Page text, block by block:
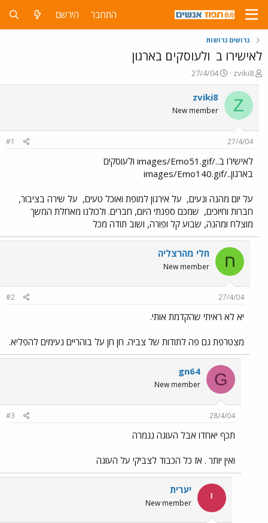
התחבר הירשם
גרושים גרושות
לאישירו ב ולעוסקים בארגון
פ
ו
ת
ח
ה
ש
א
zviki8
פ
ו
ר
ם
ר
ך
27/4/04
Z
zviki8
New member
27/4/04
#1
לאישירו ב../images/Emo51.gif ולעוסקים
בארגון../images/Emo140.gif
על יום מהנה ונעים, על אירגון למופת ואוכל טעים, על שירה בציבור,
חברות וחיוכים, שמכם ספגתי היום, חברים. ולכולנו מאחלת המשך
מוצלח ומהנה, שבוע קל ופורה, ושוב תודה מכל
ח חלי מהרצליה
New member
27/4/04
#2
יא לא ראיתי שהקדמת אותי.
מצטרפת גם פה לתודות של צביה. חן חן על בוהריים נעימים להפליא.
G
gn64
New member
28/4/04
#3
תכף יאחדו אבל העוגה נגמרה
ואין יותר . אז כל הכבוד לצביקי על העוגה
י יערית
New member